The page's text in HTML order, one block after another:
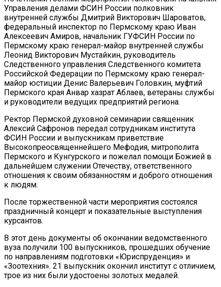
Управления делами ФСИН России полковник
внутренней службы Дмитрий Викторович Шароватов,
федеральный инспектор по Пермскому краю Иван
Алексеевич Амиров, начальник ГУФСИН России по
Пермскому краю генерал-майор внутренней службы
Леонид Викторович Мустайкин, руководитель
Следственного управления Следственного комитета
Российской Федерации по Пермскому краю генерал-
майор юстиции Денис Валерьевич Головкин, муфтий
Пермского края Анвар хазрат Аблаев, ветераны службы
и руководители ведущих предприятий региона.
Ректор Пермской духовной семинарии священник
Алексий Сафронов передал сотрудникам института
ФСИН России и выпускникам приветствие
Высокопреосвященнейшего Мефодия, митрополита
Пермского и Кунгурского и пожелал помощи Божией в
дальнейшем служении Отечеству, ответственного
отношения к своим обязанностям и доброго отношения
к людям.
После торжественной части мероприятия состоялся
праздничный концерт и показательные выступления
курсантов.
В этот день документы об окончании ведомственного
вуза получили 100 выпускников, прошедших обучение
по направлениям подготовки «Юриспруденция» и
«Зоотехния». 21 выпускник окончил институт с отличием,
трое из них были удостоены золотых медалей.